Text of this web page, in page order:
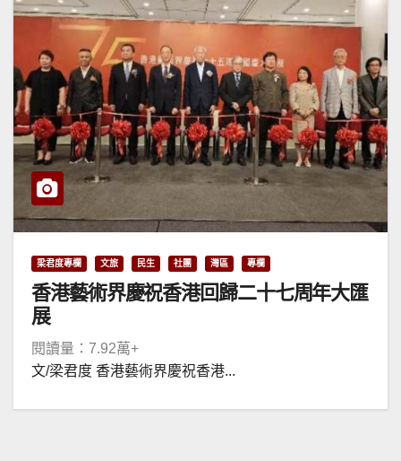
梁君度專欄 文旅 民生 社團 灣區 專欄
香港藝術界慶祝香港回歸二十七周年大匯
展
閱讀量：7.92萬+
文/梁君度 香港藝術界慶祝香港...